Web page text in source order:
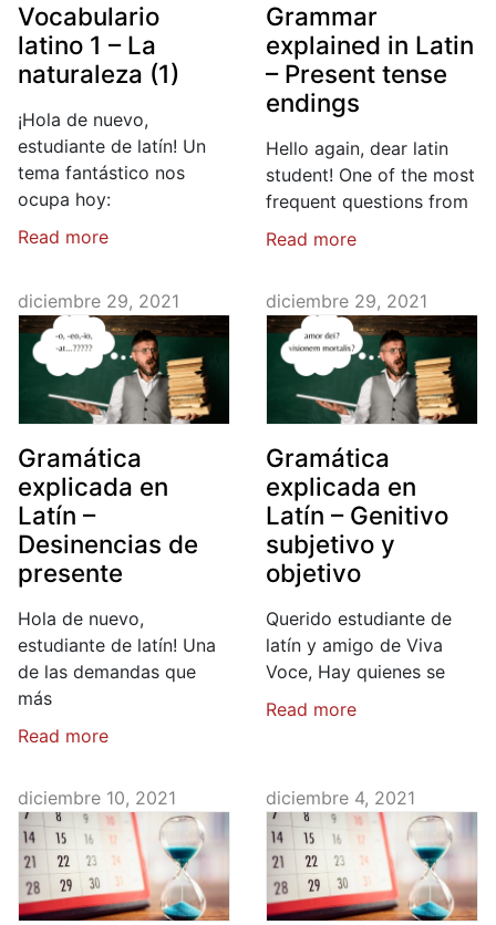
Vocabulario
latino 1 – La
naturaleza (1)
¡Hola de nuevo,
estudiante de latín! Un
tema fantástico nos
ocupa hoy:
Read more
Grammar
explained in Latin
– Present tense
endings
Hello again, dear latin
student! One of the most
frequent questions from
Read more
diciembre 29, 2021
Gramática
explicada en
Latín –
Desinencias de
presente
Hola de nuevo,
estudiante de latín! Una
de las demandas que
más
Read more
diciembre 29, 2021
Gramática
explicada en
Latín – Genitivo
subjetivo y
objetivo
Querido estudiante de
latín y amigo de Viva
Voce, Hay quienes se
Read more
diciembre 10, 2021 diciembre 4, 2021